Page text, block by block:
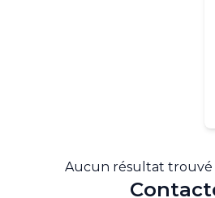
Aucun résultat trouvé